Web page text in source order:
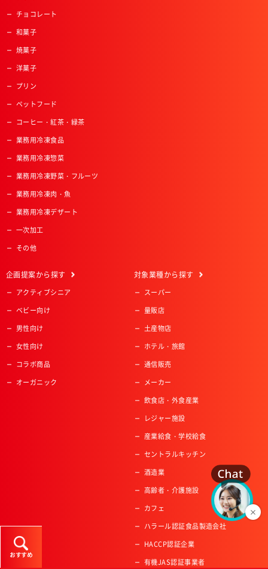
おすすめ
チョコレート
和菓子
焼菓子
洋菓子
プリン
ペットフード
コーヒー・紅茶・緑茶
業務用冷凍食品
業務用冷凍惣菜
業務用冷凍野菜・フルーツ
業務用冷凍肉・魚
業務用冷凍デザート
一次加工
その他
企画提案から探す
アクティブシニア
ベビー向け
男性向け
女性向け
コラボ商品
オーガニック
対象業種から探す
スーパー
量販店
土産物店
ホテル・旅館
通信販売
メーカー
飲食店・外食産業
レジャー施設
産業給食・学校給食
セントラルキッチン
酒造業
高齢者・介護施設
カフェ
ハラール認証食品製造会社
HACCP認証企業
有機JAS認証事業者